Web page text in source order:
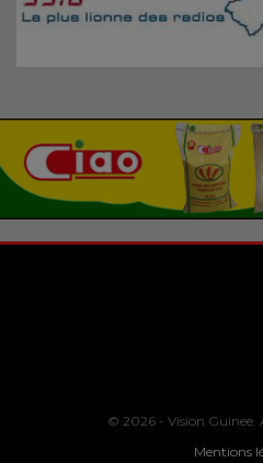
© 2026 - Vision Guinee.
Mentions